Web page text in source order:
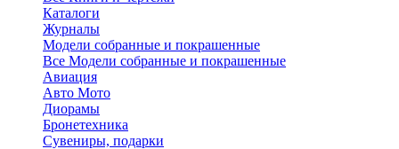
Каталоги
Журналы
Модели собранные и покрашенные
Все Модели собранные и покрашенные
Авиация
Авто Мото
Диорамы
Бронетехника
Сувениры, подарки